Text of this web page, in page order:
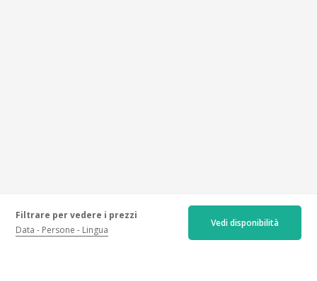
Filtrare per vedere i prezzi
Data Persone Lingua
Vedi disponibilità